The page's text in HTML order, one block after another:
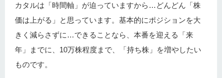
カタルは「時間軸」が迫っていますから…どんどん「株
価は上がる」と思っています。基本的にポジションを大
きく減らさずに…できることなら、本番を迎える「来
年」までに、10万株程度まで、「持ち株」を増やしたい
ものです。